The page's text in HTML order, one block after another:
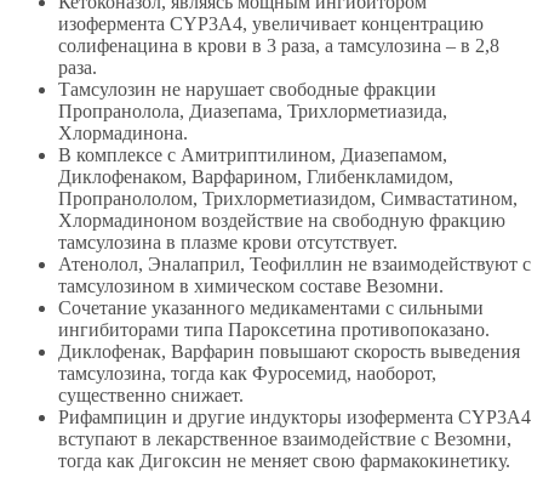
изофермента CYP3A4, увеличивает концентрацию
солифенацина в крови в 3 раза, а тамсулозина – в 2,8
раза.
Тамсулозин не нарушает свободные фракции
Пропранолола, Диазепама, Трихлорметиазида,
Хлормадинона.
В комплексе с Амитриптилином, Диазепамом,
Диклофенаком, Варфарином, Глибенкламидом,
Пропранололом, Трихлорметиазидом, Симвастатином,
Хлормадиноном воздействие на свободную фракцию
тамсулозина в плазме крови отсутствует.
Атенолол, Эналаприл, Теофиллин не взаимодействуют с
тамсулозином в химическом составе Везомни.
Сочетание указанного медикаментами с сильными
ингибиторами типа Пароксетина противопоказано.
Диклофенак, Варфарин повышают скорость выведения
тамсулозина, тогда как Фуросемид, наоборот,
существенно снижает.
Рифампицин и другие индукторы изофермента CYP3A4
вступают в лекарственное взаимодействие с Везомни,
тогда как Дигоксин не меняет свою фармакокинетику.